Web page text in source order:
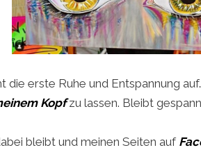
erste Ruhe und Entspannung
Kopfzu lassen. Bleibt
bleibt und meinen Seiten auf